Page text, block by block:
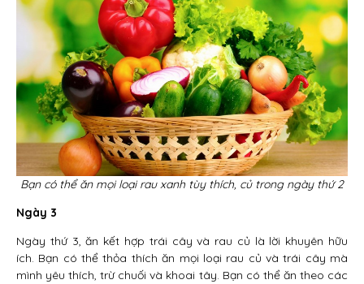
Bạn có thể ăn mọi loại rau xanh tùy thích, củ trong ngày thứ 2
Ngày 3
Ngày thứ 3, ăn kết hợp trái cây và rau củ là lời khuyên hữu
ích. Bạn có thể thỏa thích ăn mọi loại rau củ và trái cây mà
mình yêu thích, trừ chuối và khoai tây. Bạn có thể ăn theo các